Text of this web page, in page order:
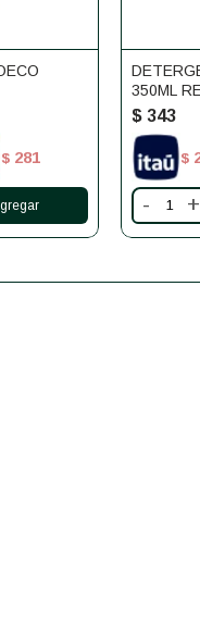
$ 281
350ML
$ 343
$
- +